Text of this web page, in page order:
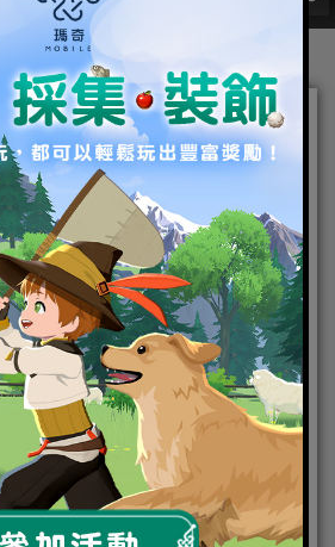
版本同步進度正
習海豚娘應援計
IOS,手機遊戲
洶湧海豚